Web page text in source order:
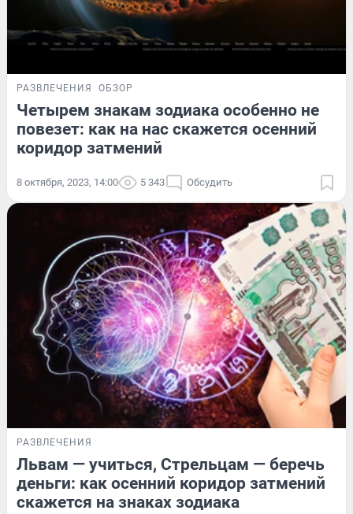
РАЗВЛЕЧЕНИЯ ОБЗОР
Четырем знакам зодиака особенно не
повезет: как на нас скажется осенний
коридор затмений
8 октября, 2023, 14:00 5 343 Обсудить
РАЗВЛЕЧЕНИЯ
Львам — учиться, Стрельцам — беречь
деньги: как осенний коридор затмений
скажется на знаках зодиака